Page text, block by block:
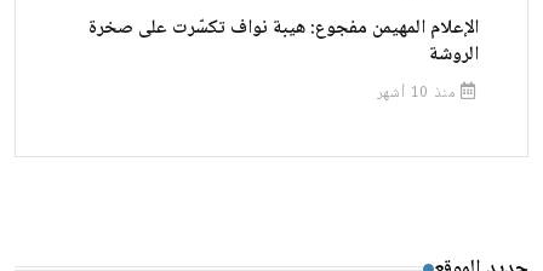
الإعلام المهيمن مفجوع: هيبة نواف تكسّرت على صخرة
الروشة
منذ 10 أشهر